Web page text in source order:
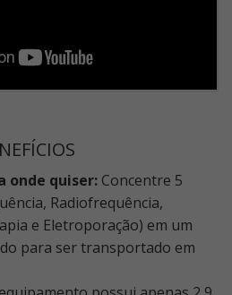
onde quiser: Concentre 5
Radiofrequência,
e Eletroporação) em um
para ser transportado em